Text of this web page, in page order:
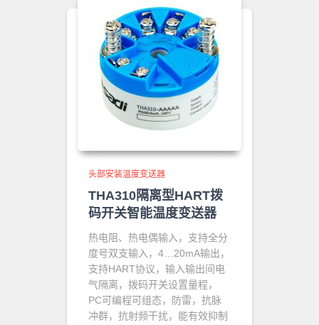
头部安装温度变送器
THA310隔离型HART拨
码开关智能温度变送器
热电阻、热电偶输入，支持全分
度号双支输入，4…20mA输出，
支持HART协议，输入输出间电
气隔离，拨码开关设置量程，
PC可编程可组态，防雷，抗脉
冲群，抗射频干扰，能有效抑制